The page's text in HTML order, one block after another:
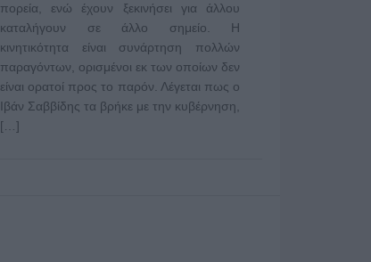
πορεία, ενώ έχουν ξεκινήσει για άλλου
καταλήγουν σε άλλο σημείο. Η
κινητικότητα είναι συνάρτηση πολλών
παραγόντων, ορισμένοι εκ των οποίων δεν
είναι ορατοί προς το παρόν. Λέγεται πως ο
Ιβάν Σαββίδης τα βρήκε με την κυβέρνηση,
[…]